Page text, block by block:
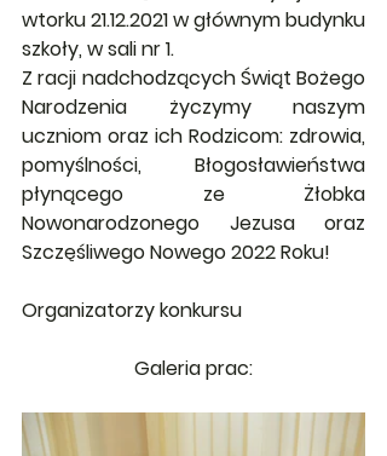
wtorku 21.12.2021 w głównym budynku
szkoły, w sali nr 1.
Z racji nadchodzących Świąt Bożego
Narodzenia życzymy naszym
uczniom oraz ich Rodzicom: zdrowia,
pomyślności, Błogosławieństwa
płynącego ze Żłobka
Nowonarodzonego Jezusa oraz
Szczęśliwego Nowego 2022 Roku!
Organizatorzy konkursu
Galeria prac: